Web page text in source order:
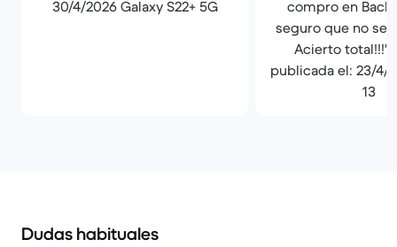
30/4/2026 Galaxy S22+ 5G
compro en Back
seguro que no
Acierto total!!!"
publicada el: 23/4/
13
Dudas habituales